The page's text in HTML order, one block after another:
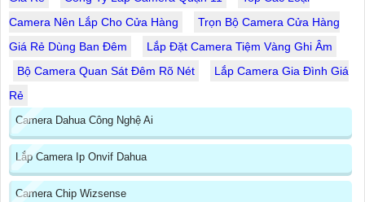
Camera Nên Lắp Cho Cửa Hàng
Trọn Bộ Camera Cửa Hàng
Giá Rẻ Dùng Ban Đêm
Lắp Đặt Camera Tiệm Vàng Ghi Âm
Bộ Camera Quan Sát Đêm Rõ Nét
Lắp Camera Gia Đình Giá
Rẻ
Camera Dahua Công Nghệ Ai
Lắp Camera Ip Onvif Dahua
Camera Chip Wizsense